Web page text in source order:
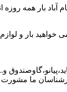
بار و
ما مشورت و